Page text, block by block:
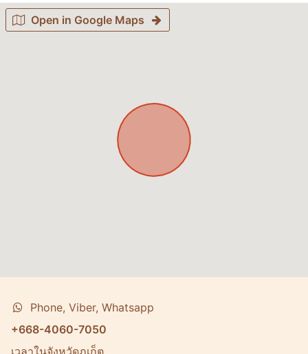
Open in Google Maps
Phone, Viber, Whatsapp
+668-4060-7050
เวลาในจังหวัดภูเก็ต